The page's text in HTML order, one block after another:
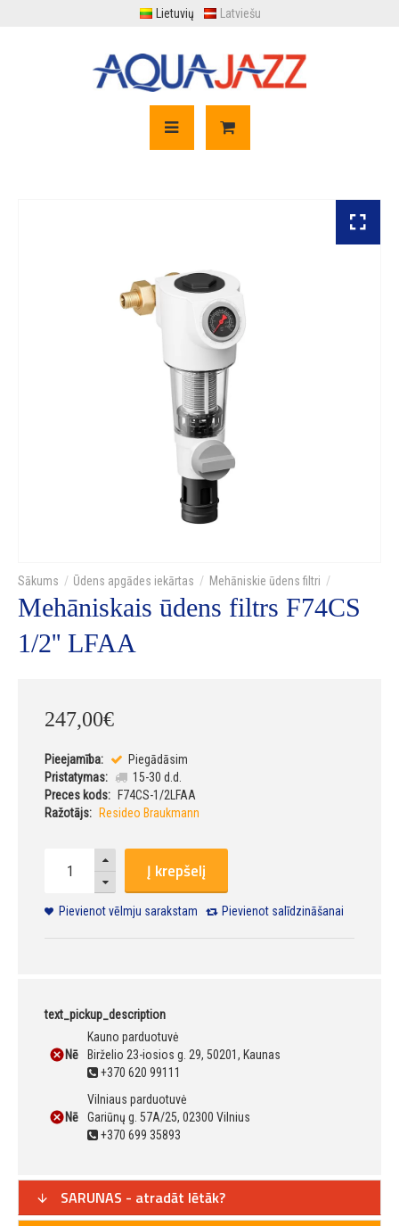
Lietuvių Latviešu
Ūdens apgādes iekārtas Mehāniskie ūdens filtri
Mehāniskais ūdens filtrs F74CS
1/2'' LFAA
247,00€
Pieejamība:
Piegādāsim
Pristatymas:
15-30 d.d.
Preces kods:
F74CS-1/2LFAA
Ražotājs:
Resideo Braukmann
Į krepšelį
Pievienot vēlmju sarakstam Pievienot salīdzināšanai
text_pickup_description
Nē
Kauno parduotuvė
Birželio 23-iosios g. 29, 50201, Kaunas
+370 620 99111
Nē
Vilniaus parduotuvė
Gariūnų g. 57A/25, 02300 Vilnius
+370 699 35893
SARUNAS - atradāt lētāk?